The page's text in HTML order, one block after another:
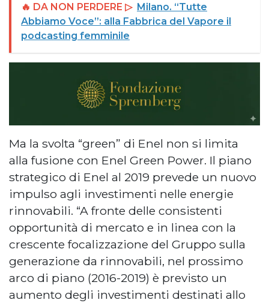
🔥 DA NON PERDERE ▷ Milano. “Tutte
Abbiamo Voce”: alla Fabbrica del Vapore il
podcasting femminile
Ma la svolta “green” di Enel non si limita
alla fusione con Enel Green Power. Il piano
strategico di Enel al 2019 prevede un nuovo
impulso agli investimenti nelle energie
rinnovabili. “A fronte delle consistenti
opportunità di mercato e in linea con la
crescente focalizzazione del Gruppo sulla
generazione da rinnovabili, nel prossimo
arco di piano (2016-2019) è previsto un
aumento degli investimenti destinati allo